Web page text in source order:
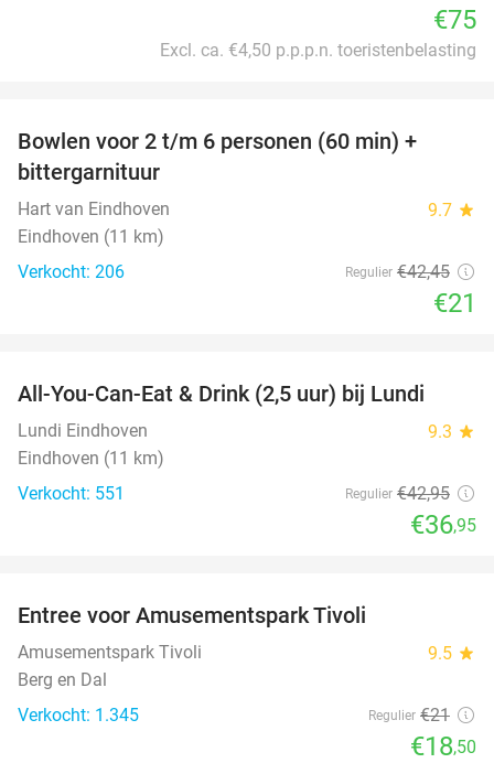
€75
Excl. ca. €4,50 p.p.p.n. toeristenbelasting
Bowlen voor 2 t/m 6 personen (60 min) +
bittergarnituur
Hart van Eindhoven 9.7 star
Eindhoven (11 km)
Verkocht: 206
Regulier €42,45
€21
All-You-Can-Eat & Drink (2,5 uur) bij Lundi
Lundi Eindhoven 9.3 star
Eindhoven (11 km)
Verkocht: 551
Regulier €42,95
€36,95
Entree voor Amusementspark Tivoli
Amusementspark Tivoli 9.5 star
Berg en Dal
Verkocht: 1.345
Regulier €21
€18,50